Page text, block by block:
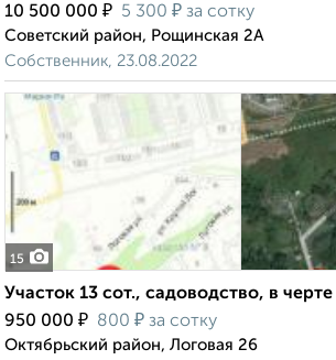
10 500 000 ₽ 5 300 ₽ за сотку
Советский район, Рощинская 2А
Собственник, 23.08.2022
15
Участок 13 сот., садоводство, в
950 000 ₽ 800 ₽ за сотку
Октябрьский район, Логовая 26